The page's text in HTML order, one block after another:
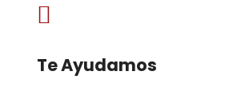

Te Ayudamos